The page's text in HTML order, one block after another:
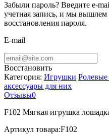
Забыли пароль? Введите e-
учетная запись, и мы
восстановления пароля.
E-mail
Восстановить
Категория: Игрушки
аксессуары для них
Отзывы0
F102 Мягкая игрушка
Артикул товара:F102